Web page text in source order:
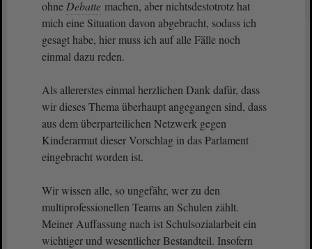
ohne Debatte machen, aber nichtsdestotrotz hat
mich eine Situation davon abgebracht, sodass ich
gesagt habe, hier muss ich auf alle Fälle noch
einmal dazu reden.
Als allererstes einmal herzlichen Dank dafür, dass
wir dieses Thema überhaupt angegangen sind, dass
aus dem überparteilichen Netzwerk gegen
Kinderarmut dieser Vorschlag in das Parlament
eingebracht worden ist.
Wir wissen alle, so ungefähr, wer zu den
multiprofessionellen Teams an Schulen zählt.
Meiner Auffassung nach ist Schulsozialarbeit ein
wichtiger und wesentlicher Bestandteil. Insofern